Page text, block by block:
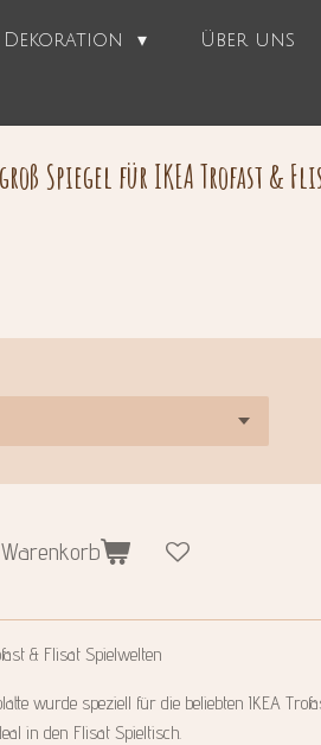
Dekoration Über uns
Spiegel für IKEA Trofast &
& Flisat Spielwelten
wurde speziell für die beliebten IKEA
in den Flisat Spieltisch.